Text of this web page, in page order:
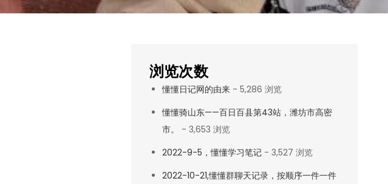
浏览次数
懂懂日记网的由来- 5,286 浏览
懂懂骑山东——百日百县第43站，潍坊市高密
市。
- 3,653 浏览
2022-9-5，懂懂学习笔记- 3,527 浏览
2022-10-21,懂懂群聊天记录，按顺序一件一件